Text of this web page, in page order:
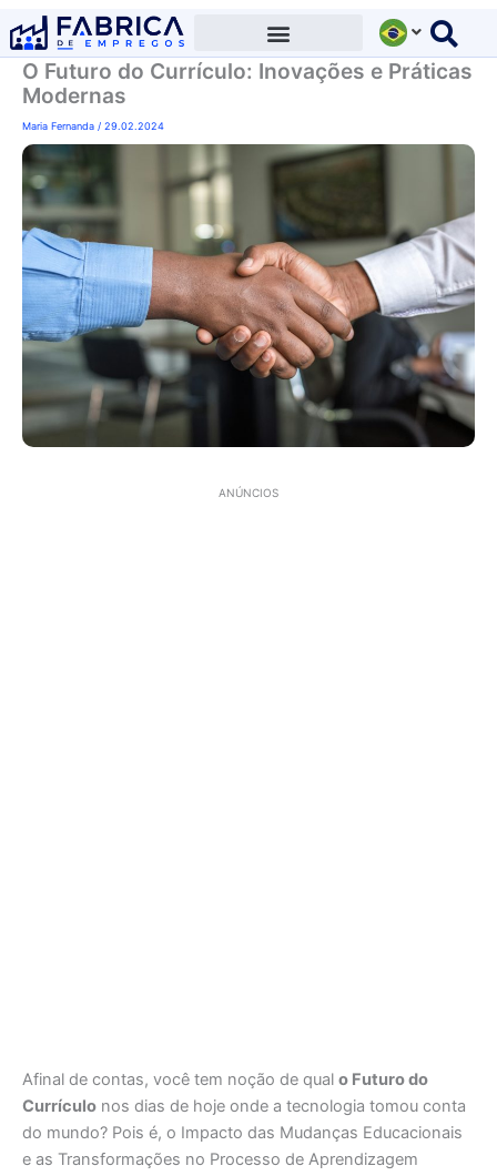
para
conteúdo
O Futuro do Currículo: Inovações e Práticas
Modernas
Maria Fernanda / 29.02.2024
ANÚNCIOS
Afinal de contas, você tem noção de qual o Futuro do
Currículo nos dias de hoje onde a tecnologia tomou conta
do mundo? Pois é, o Impacto das Mudanças Educacionais
e as Transformações no Processo de Aprendizagem